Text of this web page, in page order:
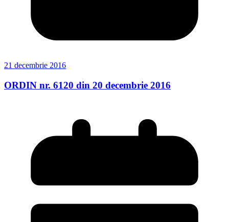
21 decembrie 2016
ORDIN nr. 6120 din 20 decembrie 2016